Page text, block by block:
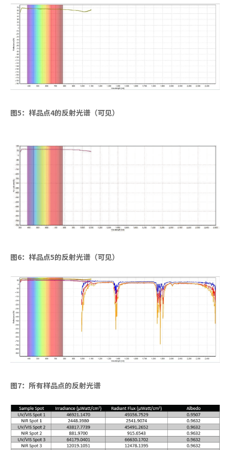
图5：样品点4的反射光谱（可见）
图6：样品点5的反射光谱（可见）
图7：所有样品点的反射光谱